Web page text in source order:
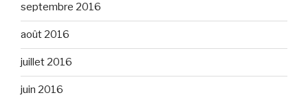
septembre 2016
août 2016
juillet 2016
juin 2016